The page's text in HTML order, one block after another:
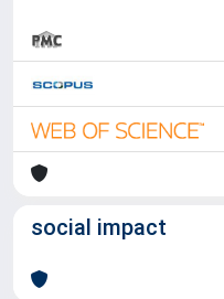
social impact